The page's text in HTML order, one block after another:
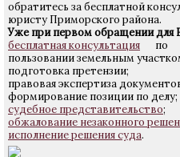
обратитесь за бесплатной
юристу Приморского района.
Уже при первом обращении для
бесплатная консультация по
пользовании земельным
подготовка претензии;
правовая экспертиза
формирование позиции по делу;
судебное представительство;
обжалование незаконного
исполнение решения суда.